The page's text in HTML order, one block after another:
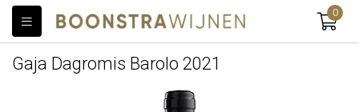
0
Gaja Dagromis Barolo 2021